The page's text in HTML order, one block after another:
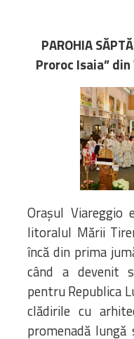
RISORSE
PAROHIA
Proroc Isaia”
Orașul
litoralul Mării
încă din prima
când a devenit
pentru Republica
clădirile cu
promenadă